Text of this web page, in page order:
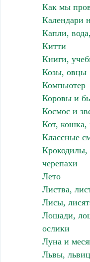
Как мы
Календари
Капли,
Китти
Книги,
Козы, овцы
Компьютер
Коровы и
Космос и
Кот, кошка,
Классные
Крокодилы,
черепахи
Лето
Листва,
Лисы,
Лошади,
ослики
Луна и
Львы,